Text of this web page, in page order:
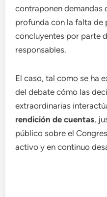
contraponen demandas
profunda con la falta de
concluyentes por parte
responsables.
El caso, tal como se ha
del debate cómo las
extraordinarias
rendición de cuentas,
público sobre el
activo y en continuo